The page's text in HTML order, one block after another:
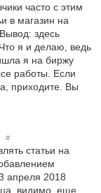
часто с этим
в магазин на
здесь
я и делаю, ведь
я на биржу
работы. Если
приходите. Вы
#
статьи на
апреля 2018
видимо, еще